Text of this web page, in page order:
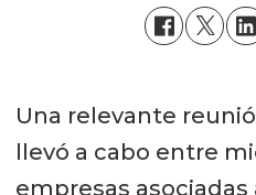
Una relevante
llevó a cabo entre
empresas